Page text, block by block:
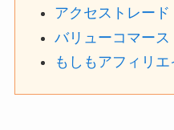
アクセストレード
バリューコマース
もしもアフィリエ